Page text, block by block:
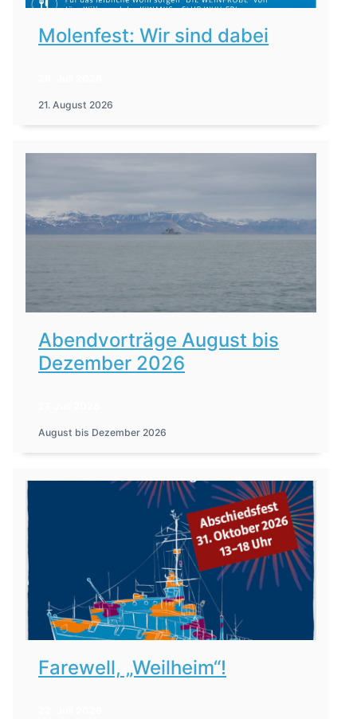
Molenfest: Wir sind dabei
21. August 2026
Abendvorträge August bis
Dezember 2026
August bis Dezember 2026
Farewell, „Weilheim“!